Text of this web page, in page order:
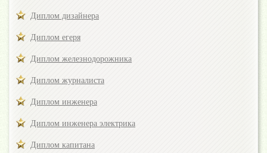
Диплом дизайнера
Диплом егеря
Диплом железнодорожника
Диплом журналиста
Диплом инженера
Диплом инженера электрика
Диплом капитана